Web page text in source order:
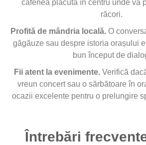
cafenea plăcută în centru unde vă
răcori.
Profită de mândria locală.O
găgăuze sau despre istoria orașului
bun început de
Fii atent la evenimente.Verifică
vreun concert sau o sărbătoare în
ocazii excelente pentru o prelungire
Întrebări